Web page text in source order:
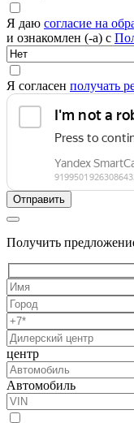
Я даю согласие на
и ознакомлен (-а) с
Я согласен получать
Получить
центр
Автомобиль